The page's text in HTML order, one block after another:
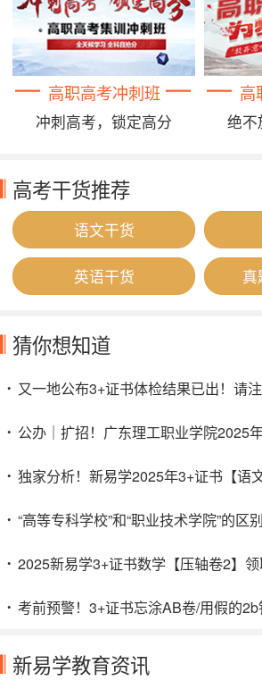
高职高考冲刺班
冲刺高考，锁定高分
高
绝不
高考干货推荐
语文干货
英语干货
猜你想知道
• 又一地公布3+证书体检结果已出！请
询！
• 公办｜扩招！广东理工职业学院2025
书招生计划
• 独家分析！新易学2025年3+证书【语
文】预测！看完作文不得50分+？
• “高等专科学校”和“职业技术学院”的区别
• 2025新易学3+证书数学【压轴卷2】
号晚上19：30开讲！
• 考前预警！3+证书忘涂AB卷/用假的2b
接0分？
新易学教育资讯